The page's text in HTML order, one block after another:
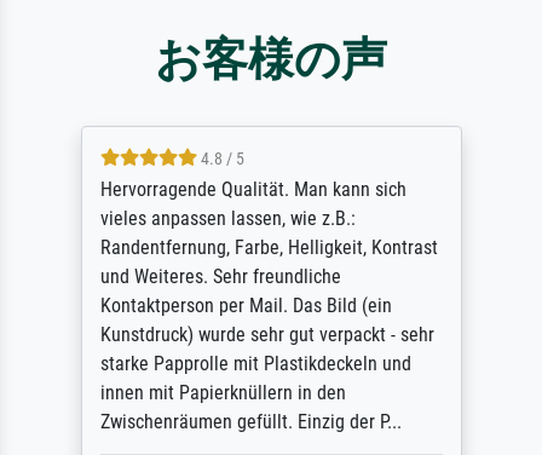
お客様の声
4.8 / 5
So, I ordered a large print of The
Annunciation by Fra Angelico from a very
large and popular American "art/poster"
site advertising giclee print quality. The
quality for a large print was atrocious. They
refunded me when I sent pictures of the
blurry print vs. a Wikipedia commons
representation. They stated they couldn't
do ...